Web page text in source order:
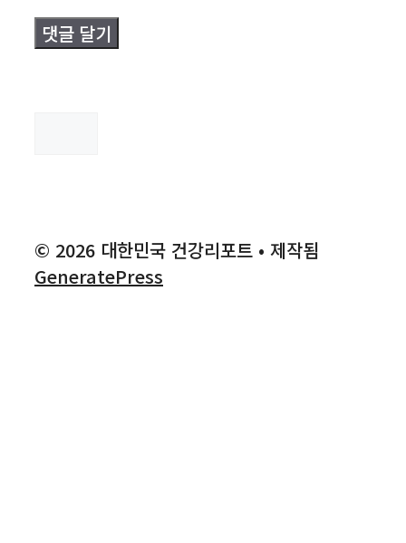
© 2026 대한민국 건강리포트 • 제작됨
GeneratePress